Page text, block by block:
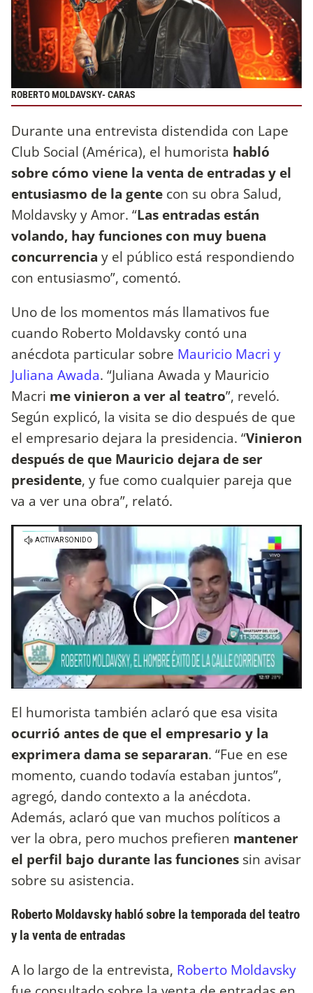
ROBERTO MOLDAVSKY- CARAS
Durante una entrevista distendida con Lape
Club Social (América), el humorista habló
sobre cómo viene la venta de entradas y el
entusiasmo de la gente con su obra Salud,
Moldavsky y Amor. “Las entradas están
volando, hay funciones con muy buena
concurrencia y el público está respondiendo
con entusiasmo”, comentó.
Uno de los momentos más llamativos fue
cuando Roberto Moldavsky contó una
anécdota particular sobre Mauricio Macri y
Juliana Awada. “Juliana Awada y Mauricio
Macri me vinieron a ver al teatro”, reveló.
Según explicó, la visita se dio después de que
el empresario dejara la presidencia. “Vinieron
después de que Mauricio dejara de ser
presidente, y fue como cualquier pareja que
va a ver una obra”, relató.
El humorista también aclaró que esa visita
ocurrió antes de que el empresario y la
exprimera dama se separaran. “Fue en ese
momento, cuando todavía estaban juntos”,
agregó, dando contexto a la anécdota.
Además, aclaró que van muchos políticos a
ver la obra, pero muchos prefieren mantener
el perfil bajo durante las funciones sin avisar
sobre su asistencia.
Roberto Moldavsky habló sobre la temporada del teatro
y la venta de entradas
A lo largo de la entrevista, Roberto Moldavsky